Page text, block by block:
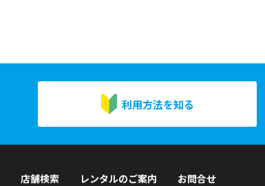
利用方法を知る
店舗検索 レンタルのご案内 お問合せ